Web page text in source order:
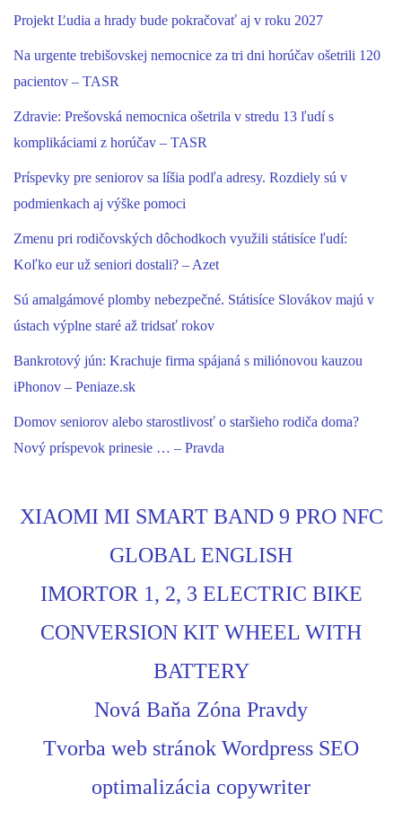
Projekt Ľudia a hrady bude pokračovať aj v roku 2027
Na urgente trebišovskej nemocnice za tri dni horúčav ošetrili 120
pacientov – TASR
Zdravie: Prešovská nemocnica ošetrila v stredu 13 ľudí s
komplikáciami z horúčav – TASR
Príspevky pre seniorov sa líšia podľa adresy. Rozdiely sú v
podmienkach aj výške pomoci
Zmenu pri rodičovských dôchodkoch využili státisíce ľudí:
Koľko eur už seniori dostali? – Azet
Sú amalgámové plomby nebezpečné. Státisíce Slovákov majú v
ústach výplne staré až tridsať rokov
Bankrotový jún: Krachuje firma spájaná s miliónovou kauzou
iPhonov – Peniaze.sk
Domov seniorov alebo starostlivosť o staršieho rodiča doma?
Nový príspevok prinesie … – Pravda
XIAOMI MI SMART BAND 9 PRO NFC
GLOBAL ENGLISH
IMORTOR 1, 2, 3 ELECTRIC BIKE
CONVERSION KIT WHEEL WITH
BATTERY
Nová Baňa Zóna Pravdy
Tvorba web stránok Wordpress SEO
optimalizácia copywriter